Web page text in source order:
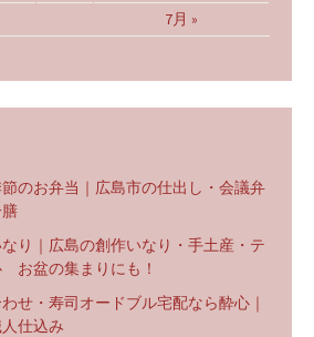
7月 »
節のお弁当｜広島市の仕出し・会議弁
なり｜広島の創作いなり・手土産・テ
お盆の集まりにも！
せ・寿司オードブル宅配なら酔心｜
仕込み